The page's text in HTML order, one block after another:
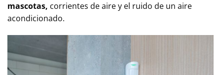
mascotas, corrientes de aire y el ruido de un aire
acondicionado.